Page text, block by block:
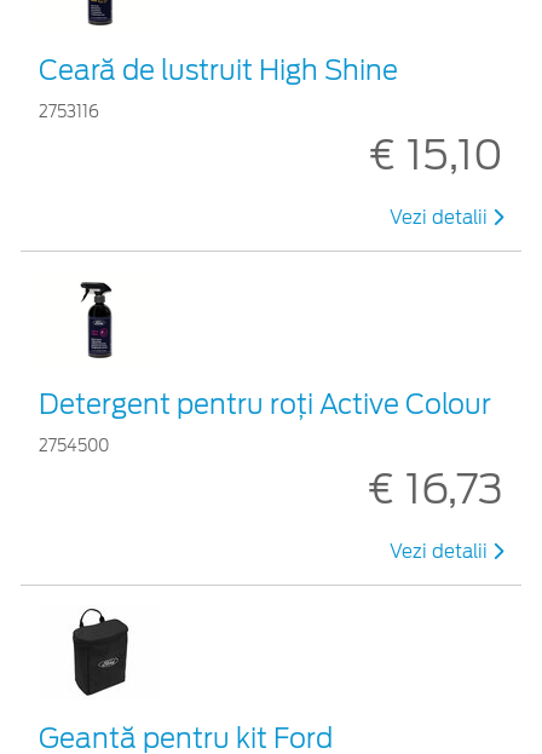
Ceară de lustruit High Shine
2753116
€ 15,10
Vezi detalii
Detergent pentru roți Active Colour
2754500
€ 16,73
Vezi detalii
Geantă pentru kit Ford